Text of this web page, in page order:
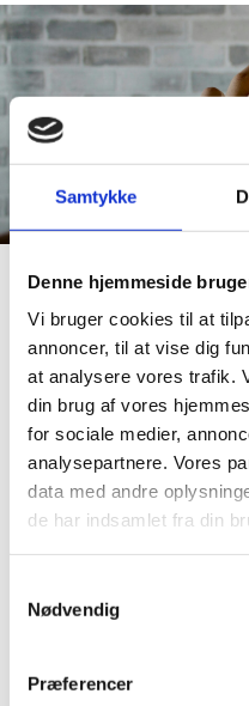
Samtykke
Denne hjemmeside
Vi bruger cookies til at
annoncer, til at vise dig
at analysere vores trafik.
din brug af vores
for sociale medier,
analysepartnere. Vores
data med andre
de har indsamlet fra din
Nødvendig
Præferencer
Processen ved
Før man går i gang med
at sikre, at facaden er klar
først at fjerne algevækst med
maling af, hvis facaden eller
Ved at klargøre overfladen
er afgørende for at opnå et
Hvis facaden, væggene